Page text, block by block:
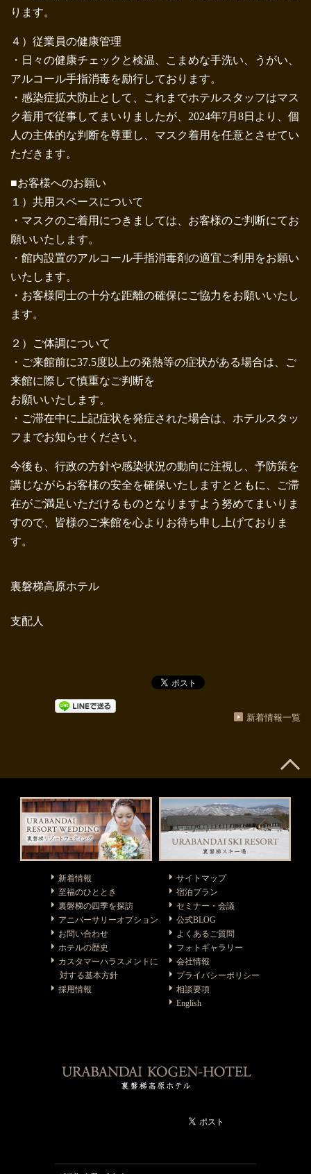
ります。
４）従業員の健康管理
・日々の健康チェックと検温、こまめな手洗い、うがい、
アルコール手指消毒を励行しております。
・感染症拡大防止として、これまでホテルスタッフはマス
ク着用で従事してまいりましたが、2024年7月8日より、個
人の主体的な判断を尊重し、マスク着用を任意とさせてい
ただきます。
■お客様へのお願い
１）共用スペースについて
・マスクのご着用につきましては、お客様のご判断にてお
願いいたします。
・館内設置のアルコール手指消毒剤の適宜ご利用をお願い
いたします。
・お客様同士の十分な距離の確保にご協力をお願いいたし
ます。
２）ご体調について
・ご来館前に37.5度以上の発熱等の症状がある場合は、ご
来館に際して慎重なご判断を
お願いいたします。
・ご滞在中に上記症状を発症された場合は、ホテルスタッ
フまでお知らせください。
今後も、行政の方針や感染状況の動向に注視し、予防策を
講じながらお客様の安全を確保いたしますとともに、ご滞
在がご満足いただけるものとなりますよう努めてまいりま
すので、皆様のご来館を心よりお待ち申し上げておりま
す。
裏磐梯高原ホテル
支配人
新着情報一覧
新着情報
至福のひととき
裏磐梯の四季を探訪
アニバーサリーオプション
お問い合わせ
ホテルの歴史
カスタマーハラスメントに
対する基本方針
採用情報
サイトマップ
宿泊プラン
セミナー・会議
公式BLOG
よくあるご質問
フォトギャラリー
会社情報
プライバシーポリシー
相談要項
English